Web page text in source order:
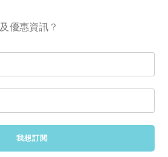
優惠資訊？